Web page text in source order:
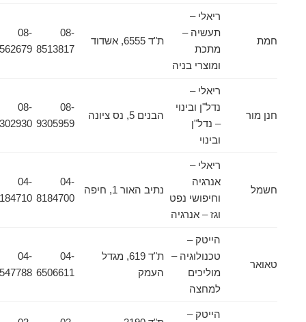
חמת
ריאלי –
תעשיה –
מתכת
ומוצרי בניה
8513817
8562679
חנן מור
ריאלי –
נדל"ן ובינוי
– נדל"ן
ובינוי
הבנים 5, נס ציונה
9305959
9302930
חשמל
ריאלי –
אנרגיה
וחיפושי נפט
וגז – אנרגיה
נתיב האור 1, חיפה
8184700
8184710
טאואר
הייטק –
טכנולוגיה –
מוליכים
למחצה
ת"ד 619, מגדל
העמק
6506611
6547788
הייטק –